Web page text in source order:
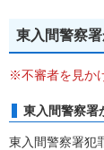
東入間警察
※不審者を見か
東入間警察署
東入間警察署犯